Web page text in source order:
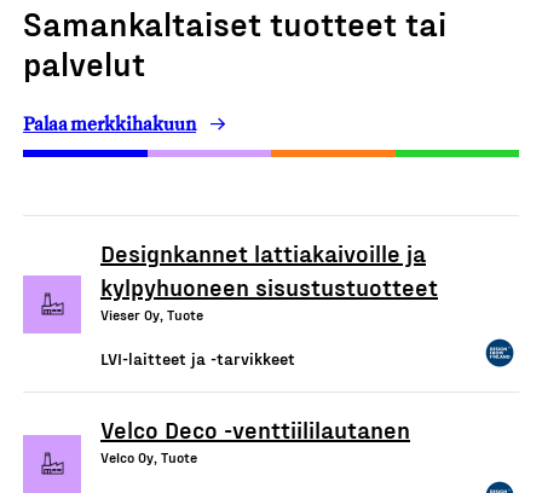
Samankaltaiset tuotteet tai
palvelut
Palaa merkkihakuun
Designkannet lattiakaivoille ja
kylpyhuoneen sisustustuotteet
Vieser Oy, Tuote
LVI-laitteet ja -tarvikkeet
Velco Deco -venttiililautanen
Velco Oy, Tuote